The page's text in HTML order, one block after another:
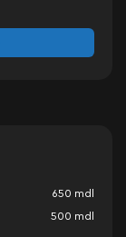
650 mdl
500 mdl